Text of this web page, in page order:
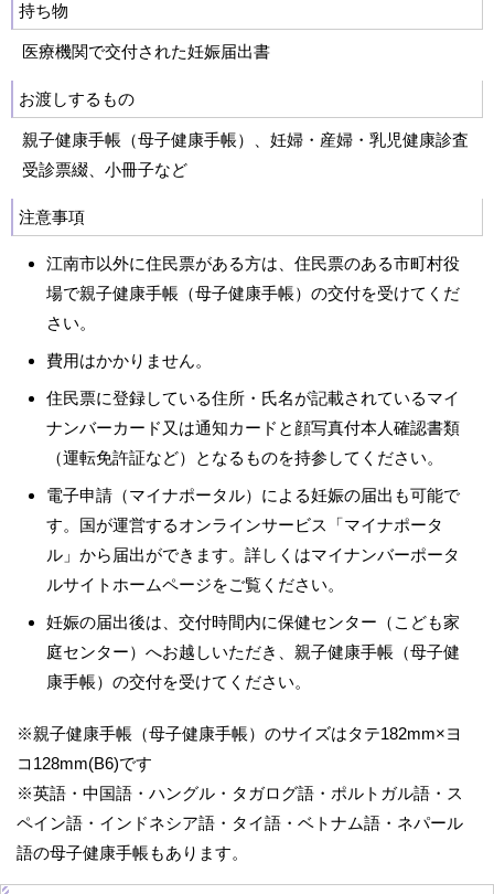
持ち物
医療機関で交付された妊娠届出書
お渡しするもの
親子健康手帳（母子健康手帳）、妊婦・産婦・乳児健康診査
受診票綴、小冊子など
注意事項
江南市以外に住民票がある方は、住民票のある市町村役
場で親子健康手帳（母子健康手帳）の交付を受けてくだ
さい。
費用はかかりません。
住民票に登録している住所・氏名が記載されているマイ
ナンバーカード又は通知カードと顔写真付本人確認書類
（運転免許証など）となるものを持参してください。
電子申請（マイナポータル）による妊娠の届出も可能で
す。国が運営するオンラインサービス「マイナポータ
ル」から届出ができます。詳しくはマイナンバーポータ
ルサイトホームページをご覧ください。
妊娠の届出後は、交付時間内に保健センター（こども家
庭センター）へお越しいただき、親子健康手帳（母子健
康手帳）の交付を受けてください。
※親子健康手帳（母子健康手帳）のサイズはタテ182mm×ヨ
コ128mm(B6)です
※英語・中国語・ハングル・タガログ語・ポルトガル語・ス
ペイン語・インドネシア語・タイ語・ベトナム語・ネパール
語の母子健康手帳もあります。